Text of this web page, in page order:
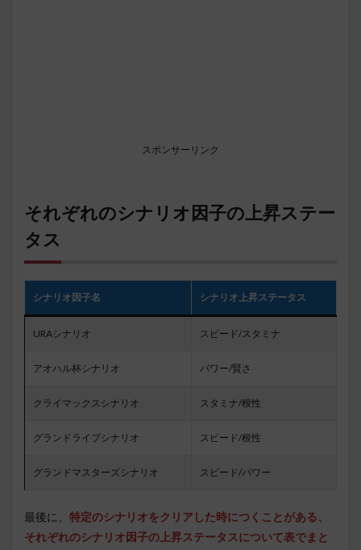
スポンサーリンク
それぞれのシナリオ因子の上昇ステー
タス
シナリオ因子名 シナリオ上昇ステータス
URAシナリオ スピード/スタミナ
アオハル杯シナリオ パワー/賢さ
クライマックスシナリオ スタミナ/根性
グランドライブシナリオ スピード/根性
グランドマスターズシナリオ スピード/パワー
最後に、 特定のシナリオをクリアした時につくことがある、
それぞれのシナリオ因子の上昇ステータスについて表でまと